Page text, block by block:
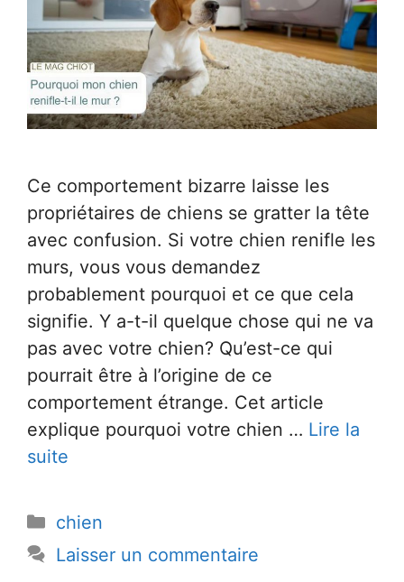
Ce comportement bizarre laisse les
propriétaires de chiens se gratter la tête
avec confusion. Si votre chien renifle les
murs, vous vous demandez
probablement pourquoi et ce que cela
signifie. Y a-t-il quelque chose qui ne va
pas avec votre chien? Qu’est-ce qui
pourrait être à l’origine de ce
comportement étrange. Cet article
explique pourquoi votre chien … Lire la
suite
Catégories
chien
Laisser un commentaire